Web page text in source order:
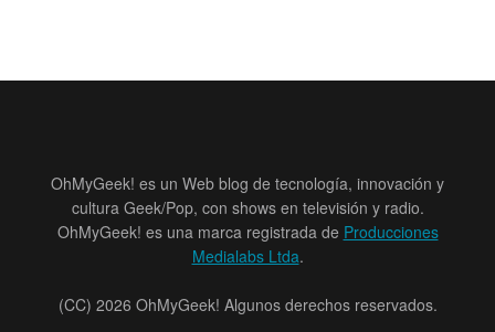
OhMyGeek! es un Web blog de tecnología, innovación y
cultura Geek/Pop, con shows en televisión y radio.
OhMyGeek! es una marca registrada de Producciones
Medialabs Ltda.
(CC) 2026 OhMyGeek! Algunos derechos reservados.